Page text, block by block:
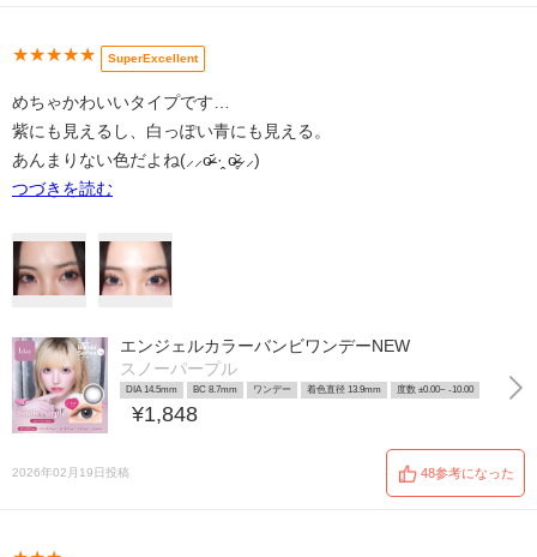
★★★★★ SuperExcellent
めちゃかわいいタイプです…
紫にも見えるし、白っぽい青にも見える。
あんまりない色だよね(⸝⸝o̴̶̷᷄ ·̭ o̴̶̷̥᷅⸝⸝)
つづきを読む
エンジェルカラーバンビワンデーNEW
スノーパープル
DIA 14.5mm BC 8.7mm ワンデー 着色直径 13.9mm 度数 ±0.00~ -10.00
¥1,848
2026年02月19日投稿 48参考になった